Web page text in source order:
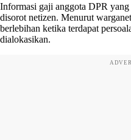
Informasi gaji anggota DPR
disorot netizen. Menurut
berlebihan ketika terdapat
dialokasikan.